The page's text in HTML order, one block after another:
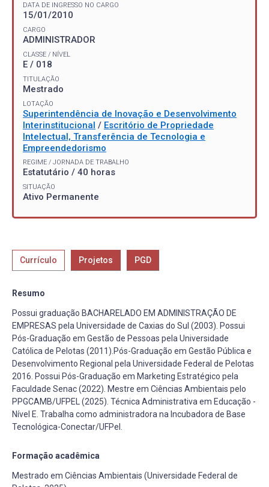
DATA DE INGRESSO NO CARGO
15/01/2010
CARGO
ADMINISTRADOR
CLASSE / NÍVEL
E / 018
TITULAÇÃO
Mestrado
LOTAÇÃO
Superintendência de Inovação e Desenvolvimento
Interinstitucional / Escritório de Propriedade
Intelectual, Transferência de Tecnologia e
Empreendedorismo
REGIME / JORNADA DE TRABALHO
Estatutário / 40 horas
SITUAÇÃO
Ativo Permanente
Currículo Projetos PGD
Resumo
Possui graduação BACHARELADO EM ADMINISTRAÇÃO DE
EMPRESAS pela Universidade de Caxias do Sul (2003). Possui
Pós-Graduação em Gestão de Pessoas pela Universidade
Católica de Pelotas (2011).Pós-Graduação em Gestão Pública e
Desenvolvimento Regional pela Universidade Federal de Pelotas
2016. Possui Pós-Graduação em Marketing Estratégico pela
Faculdade Senac (2022). Mestre em Ciências Ambientais pelo
PPGCAMB/UFPEL (2025). Técnica Administrativa em Educação -
Nível E. Trabalha como administradora na Incubadora de Base
Tecnológica-Conectar/UFPel.
Formação acadêmica
Mestrado em Ciências Ambientais (Universidade Federal de